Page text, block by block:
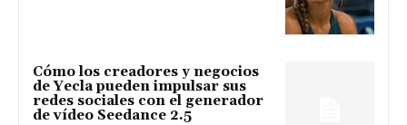
Cómo los creadores y negocios
de Yecla pueden impulsar sus
redes sociales con el generador
de vídeo Seedance 2.5